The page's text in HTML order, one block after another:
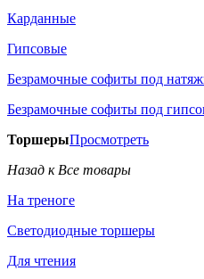
Карданные
Гипсовые
Безрамочные софиты под
Безрамочные софиты под
ТоршерыПросмотреть
Назад к Все товары
На треноге
Светодиодные торшеры
Для чтения